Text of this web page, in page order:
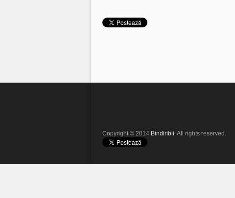
Copyright © 2014 Bindiribli. All rights reserved.